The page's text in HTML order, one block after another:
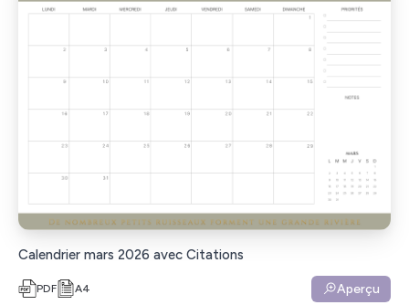
Calendrier mars 2026 avec Citations
PDF A4 Aperçu